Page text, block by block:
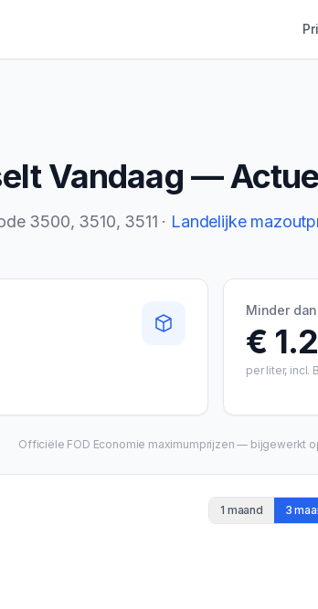
Vandaag —
3500, 3510, 3511 · Landelijke
Minder
€
per liter, incl.
Officiële FOD Economie maximumprijzen — bijgewerkt
1 maand 3